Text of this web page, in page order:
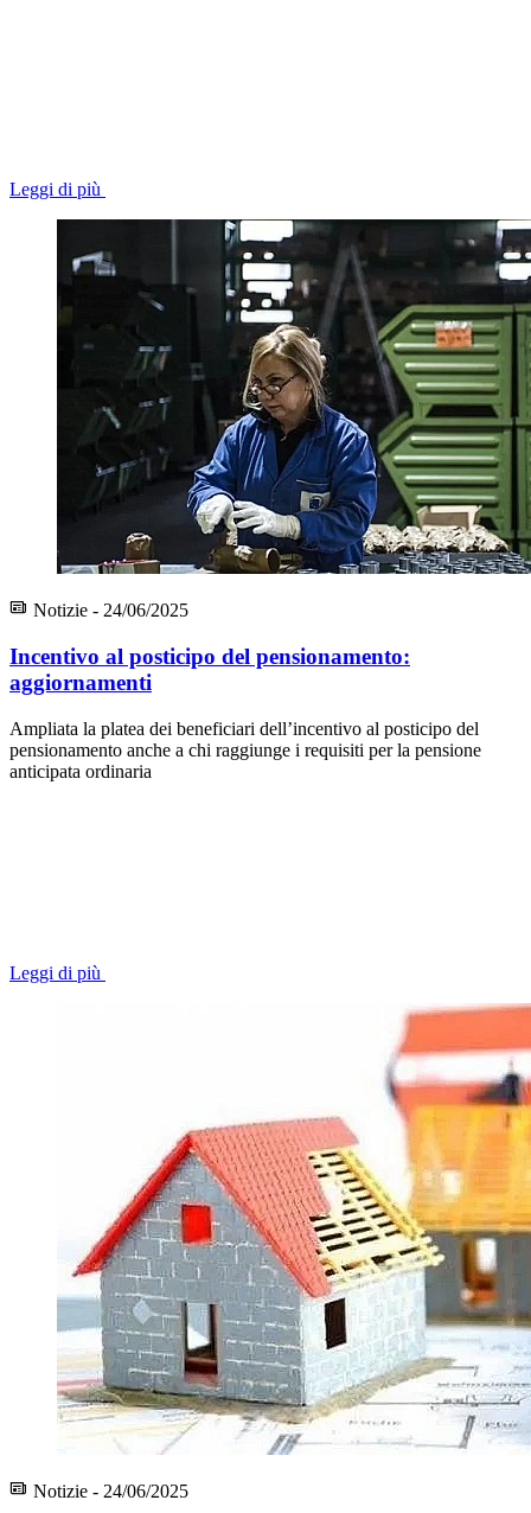
Leggi di più
Notizie - 24/06/2025
Incentivo al posticipo del pensionamento:
aggiornamenti
Ampliata la platea dei beneficiari dell’incentivo al posticipo del
pensionamento anche a chi raggiunge i requisiti per la pensione
anticipata ordinaria
Leggi di più
Notizie - 24/06/2025